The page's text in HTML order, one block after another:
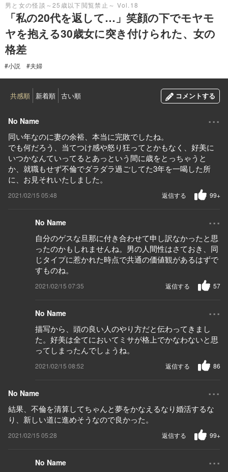
男と女の怪談～25歳以下閲覧禁止～ Vol.18
「私の20代を返して…」笑顔の下でモヤモ
ヤを抱える30歳女に突き付けられた、女の
格差
#小説 #夫婦
共感順 新着順 古い順 コメントする
No Name ...
同い年なのに妻の余裕、本当に完敗でしたね。
でも何だろう、当てつけ感や怒り狂ってとかもなく、好美に
いつかなんていってるとあっという間に歳をとっちゃうと
か、就職もせず不倫でダラダラ過ごしてた3年を一喝した所
に、お見それいたしました。
2021/02/15 05:48 99+
返信する
No Name ...
自分のゲスな旦那に付き合わせて申し訳なかったと思
ったのかもしれませんね。男の人間性はさておき、同
じタイプに惹かれた時点で共通の価値観があるはずで
すものね。
2021/02/15 07:35 57
返信する
No Name ...
描写から、頭の良い人のやり方だと伝わってきまし
た。好美は全てにおいてミサが格上でかなわないと思
ってしまったんでしょうね。
2021/02/15 08:52 86
返信する
No Name ...
結果、不倫を清算してちゃんと夢をかなえるなり婚活するな
り、新しい道に進めそうなので良かった。
2021/02/15 05:28 99+
返信する
No Name ...